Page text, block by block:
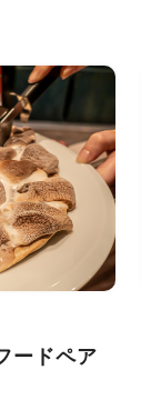
ードペア